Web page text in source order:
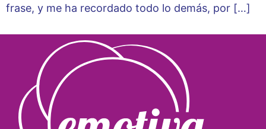
frase, y me ha recordado todo lo demás, por […]